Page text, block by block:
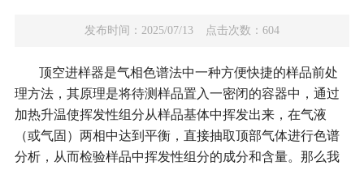
发布时间：2025/07/13 点击次数：604
顶空进样器是气相色谱法中一种方便快捷的样品前处
理方法，其原理是将待测样品置入一密闭的容器中，通过
加热升温使挥发性组分从样品基体中挥发出来，在气液
（或气固）两相中达到平衡，直接抽取顶部气体进行色谱
分析，从而检验样品中挥发性组分的成分和含量。那么我